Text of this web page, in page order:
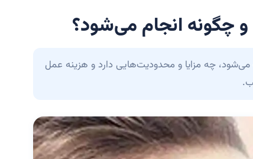
چگونه انجام می‌شود؟
چه مزایا و محدودیت‌هایی دارد و هزینه عمل